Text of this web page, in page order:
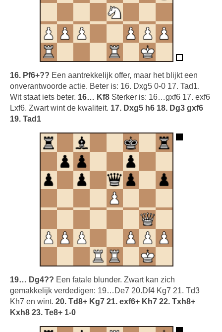
16. Pf6+?? Een aantrekkelijk offer, maar het blijkt een
onverantwoorde actie. Beter is: 16. Dxg5 0-0 17. Tad1.
Wit staat iets beter. 16… Kf8 Sterker is: 16…gxf6 17. exf6
Lxf6. Zwart wint de kwaliteit. 17. Dxg5 h6 18. Dg3 gxf6
19. Tad1
19… Dg4?? Een fatale blunder. Zwart kan zich
gemakkelijk verdedigen: 19…De7 20.Df4 Kg7 21. Td3
Kh7 en wint. 20. Td8+ Kg7 21. exf6+ Kh7 22. Txh8+
Kxh8 23. Te8+ 1-0